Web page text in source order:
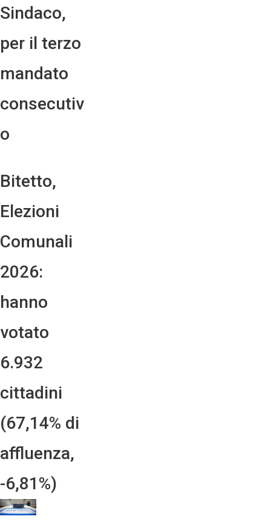
Sindaco,
per il terzo
mandato
consecutiv
o
Bitetto,
Elezioni
Comunali
2026:
hanno
votato
6.932
cittadini
(67,14% di
affluenza,
-6,81%)